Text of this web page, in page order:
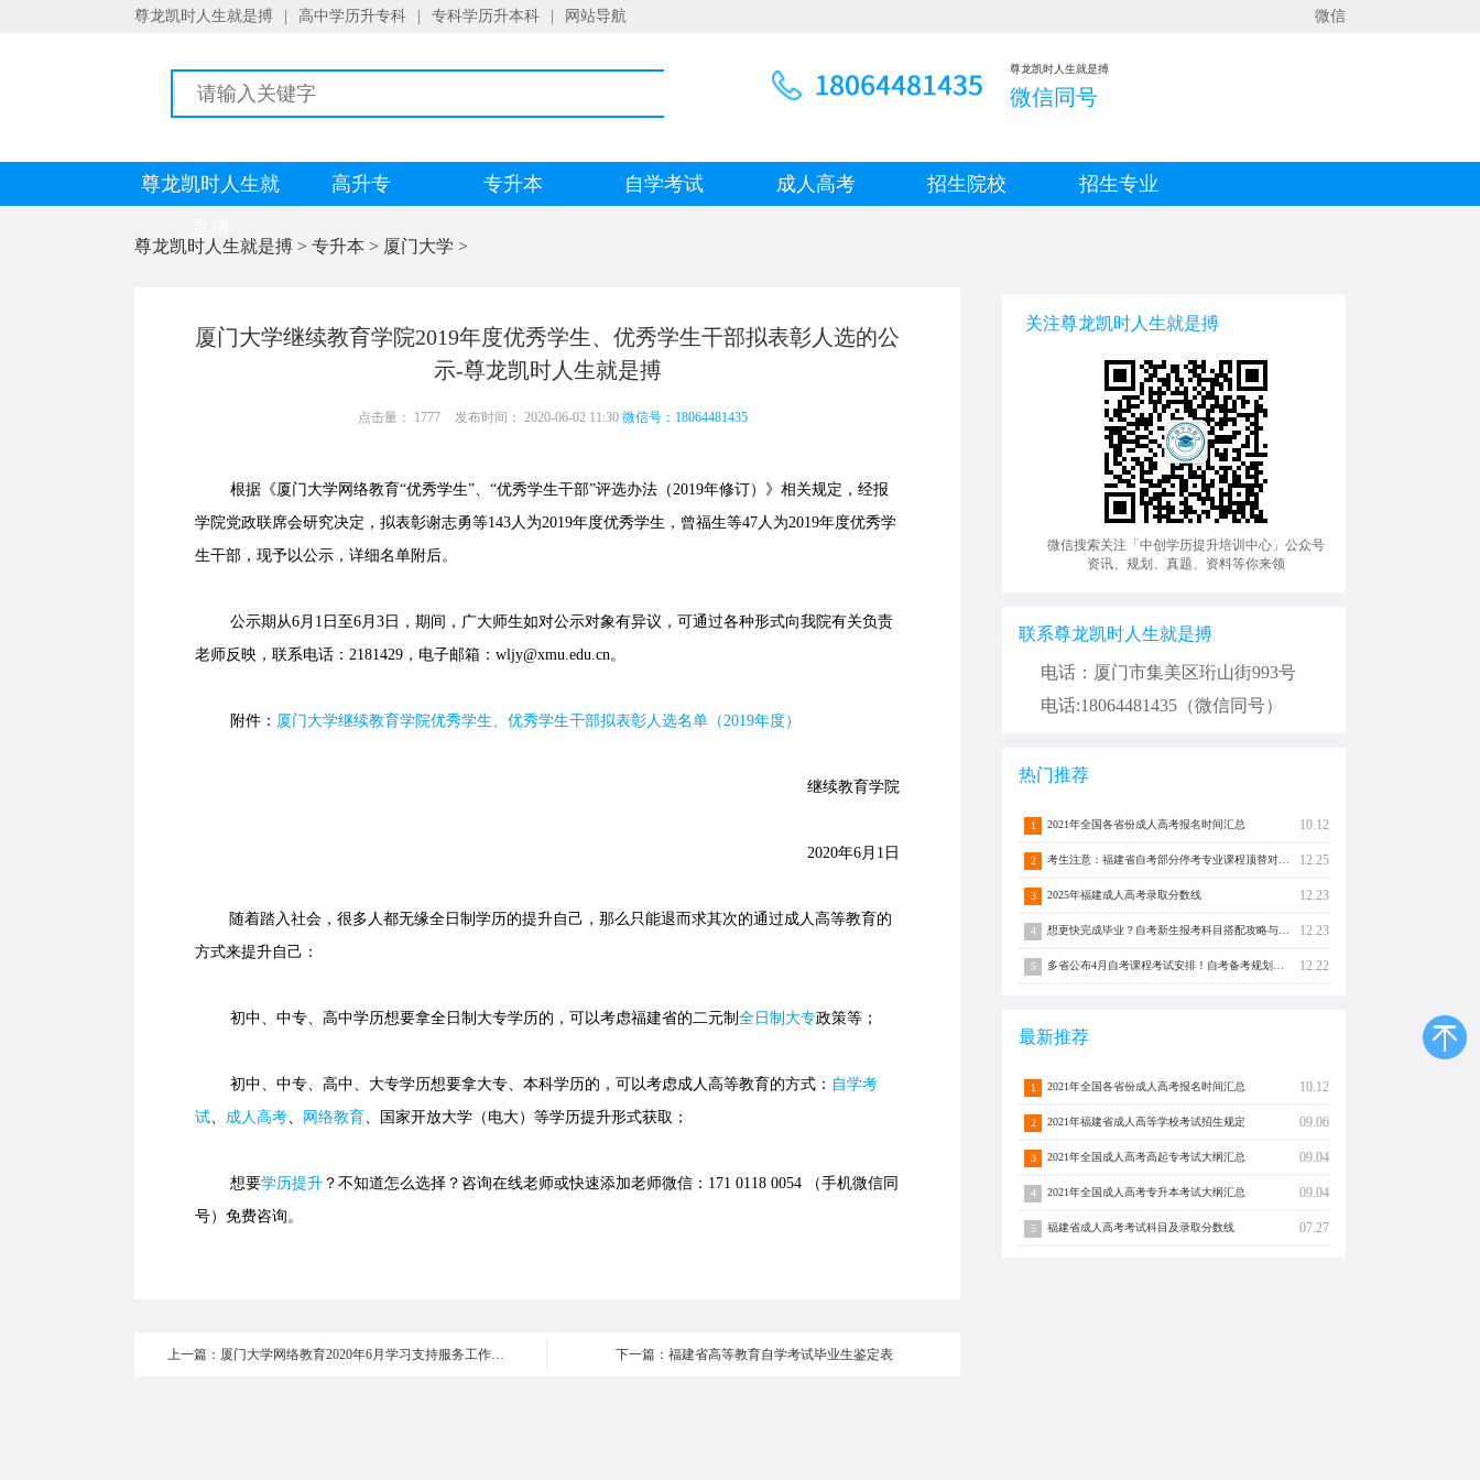
尊龙凯时人生就是搏 高中学历升专科 专科学历升本科 网站导航 微信
尊龙凯时人生就是搏
微信同号
尊龙凯时人生就
高升专 专升本 自学考试 成人高考 招生院校 招生专业
尊龙凯时人生就是搏 > 专升本 > 厦门大学 >
厦门大学继续教育学院2019年度优秀学生、优秀学生干部拟表彰人选的公
示-尊龙凯时人生就是搏
点击量： 1777 发布时间： 2020-06-02 11:30 微信号：18064481435
根据《厦门大学网络教育“优秀学生”、“优秀学生干部”评选办法（2019年修订）》相关规定，经报
学院党政联席会研究决定，拟表彰谢志勇等143人为2019年度优秀学生，曾福生等47人为2019年度优秀学
生干部，现予以公示，详细名单附后。
公示期从6月1日至6月3日，期间，广大师生如对公示对象有异议，可通过各种形式向我院有关负责
老师反映，联系电话：2181429，电子邮箱： wljy@xmu.edu.cn。
附件： 厦门大学继续教育学院优秀学生、优秀学生干部拟表彰人选名单（2019年度）
继续教育学院
2020年6月1日
随着踏入社会，很多人都无缘全日制学历的提升自己，那么只能退而求其次的通过成人高等教育的
方式来提升自己：
初中、中专、高中学历想要拿全日制大专学历的，可以考虑福建省的二元制 全日制大专政策等；
初中、中专、高中、大专学历想要拿大专、本科学历的，可以考虑成人高等教育的方式： 自学考
试、 成人高考、 网络教育、国家开放大学（电大）等学历提升形式获取；
想要学历提升 ？不知道怎么选择？咨询在线老师或快速添加老师微信：171 0118 0054 （手机微信同
号）免费咨询。
上一篇：厦门大学网络教育2020年6月学习支持服务工作日历 下一篇：福建省高等教育自学考试毕业生鉴定表
关注尊龙凯时人生就是搏
微信搜索关注「中创学历提升培训中心」公众号
资讯、规划、真题、资料等你来领
联系尊龙凯时人生就是搏
电话：厦门市集美区珩山街993号
电话:18064481435（微信同号）
热门推荐
1 2021年全国各省份成人高考报名时间汇总 10.12
2 12.25
3 2025年福建成人高考录取分数线 12.23
4 12.23
5 12.22
最新推荐
1 2021年全国各省份成人高考报名时间汇总 10.12
2 2021年福建省成人高等学校考试招生规定 09.06
3 2021年全国成人高考高起专考试大纲汇总 09.04
4 2021年全国成人高考专升本考试大纲汇总 09.04
5 福建省成人高考考试科目及录取分数线 07.27